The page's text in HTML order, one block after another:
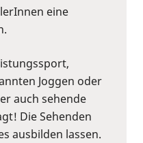
eine
Joggen oder
auch sehende
Die Sehenden
ausbilden lassen.